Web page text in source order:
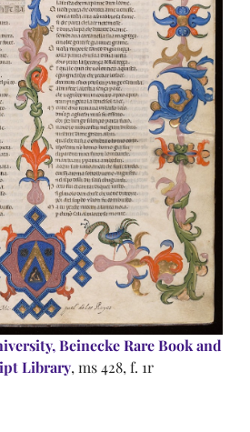
Beinecke Rare Book and
Library, ms 428, f. 1r